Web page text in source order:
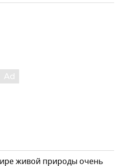
живой природы очень